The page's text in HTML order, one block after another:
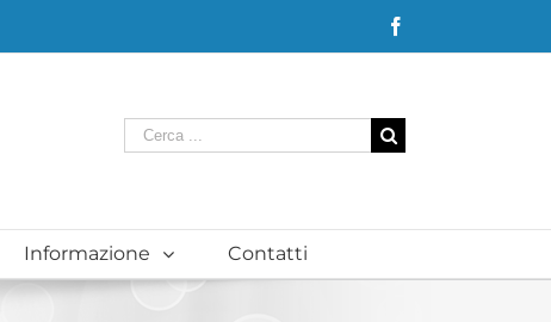
Cerca
per:
Informazione Contatti